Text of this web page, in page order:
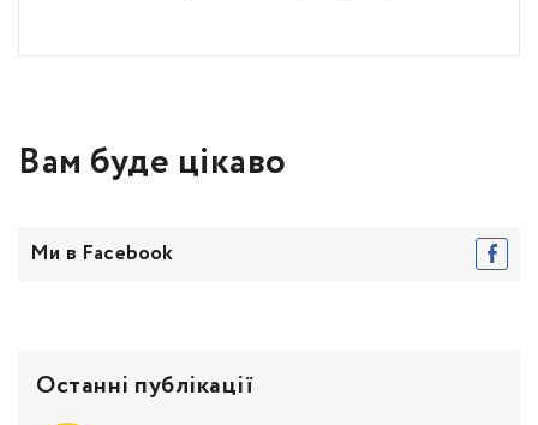
Вам буде цікаво
Ми в Facebook
Останні публікації